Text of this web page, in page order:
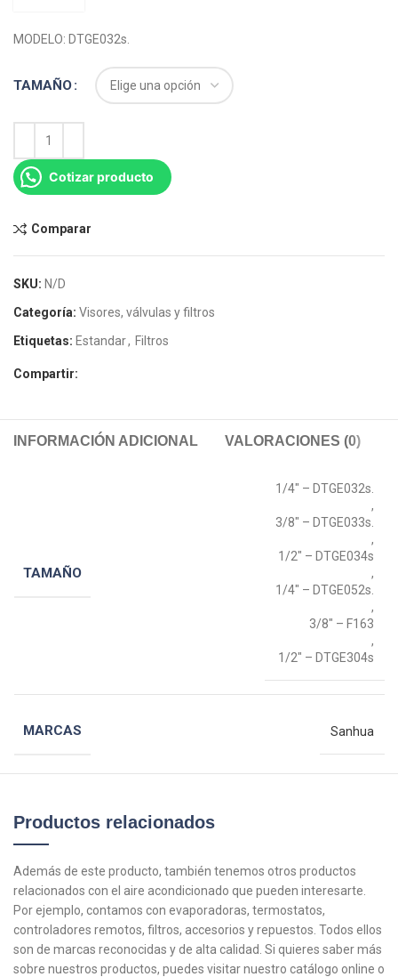
MODELO: DTGE032s.
TAMAÑO
Cotizar producto
Comparar
SKU: N/D
Categoría: Visores, válvulas y filtros
Etiquetas: Estandar, Filtros
Compartir:
INFORMACIÓN ADICIONAL VALORACIONES (0)
TAMAÑO
1/4" – DTGE032s.
,
3/8" – DTGE033s.
,
1/2" – DTGE034s
,
1/4" – DTGE052s.
,
3/8" – F163
,
1/2" – DTGE304s
MARCAS Sanhua
Productos relacionados
Además de este producto, también tenemos otros productos
relacionados con el aire acondicionado que pueden interesarte.
Por ejemplo, contamos con evaporadoras, termostatos,
controladores remotos, filtros, accesorios y repuestos. Todos ellos
son de marcas reconocidas y de alta calidad. Si quieres saber más
sobre nuestros productos, puedes visitar nuestro catálogo online o